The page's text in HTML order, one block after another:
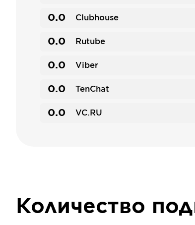
0.0 Clubhouse
0.0 Rutube
0.0 Viber
0.0 TenChat
0.0 VC.RU
Количество